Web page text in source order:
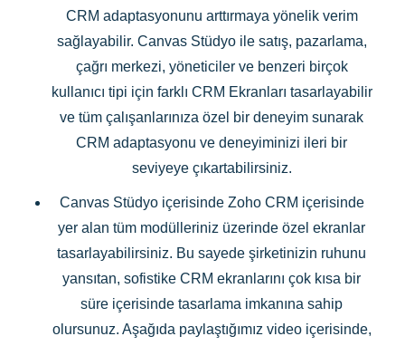
CRM adaptasyonunu arttırmaya yönelik verim
sağlayabilir. Canvas Stüdyo ile satış, pazarlama,
çağrı merkezi, yöneticiler ve benzeri birçok
kullanıcı tipi için farklı CRM Ekranları tasarlayabilir
ve tüm çalışanlarınıza özel bir deneyim sunarak
CRM adaptasyonu ve deneyiminizi ileri bir
seviyeye çıkartabilirsiniz.
Canvas Stüdyo içerisinde Zoho CRM içerisinde
yer alan tüm modülleriniz üzerinde özel ekranlar
tasarlayabilirsiniz. Bu sayede şirketinizin ruhunu
yansıtan, sofistike CRM ekranlarını çok kısa bir
süre içerisinde tasarlama imkanına sahip
olursunuz. Aşağıda paylaştığımız video içerisinde,